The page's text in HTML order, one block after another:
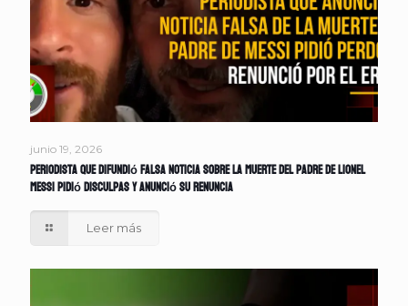
junio 19, 2026
Periodista que difundió falsa noticia sobre la muerte del padre de Lionel
Messi pidió disculpas y anunció su renuncia
Leer más